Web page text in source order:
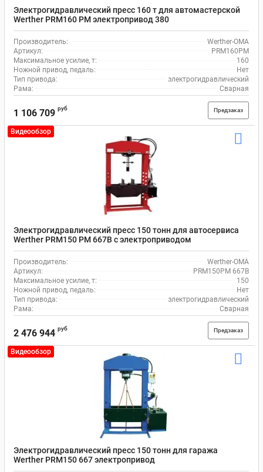
Электрогидравлический пресс 160 т для автомастерской
Werther PRM160 PM электропривод 380
Производитель:
Werther-OMA
Артикул:
PRM160PM
Максимальное усилие, т:
160
Ножной привод, педаль:
Нет
Тип привода:
электрогидравлический
Рама:
Сварная
1 106 709 руб Предзаказ
Видеообзор
Электрогидравлический пресс 150 тонн для автосервиса
Werther PRM150 PM 667B с электроприводом
Производитель:
Werther-OMA
Артикул:
PRM150PM 667B
Максимальное усилие, т:
150
Ножной привод, педаль:
Нет
Тип привода:
электрогидравлический
Рама:
Сварная
2 476 944 руб Предзаказ
Видеообзор
Электрогидравлический пресс 150 тонн для гаража
Werther PRM150 667 электропривод